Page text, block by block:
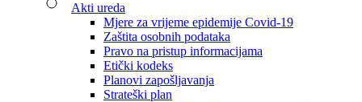
Akti ureda
Mjere za vrijeme epidemije Covid-19
Zaštita osobnih podataka
Pravo na pristup informacijama
Etički kodeks
Planovi zapošljavanja
Strateški plan